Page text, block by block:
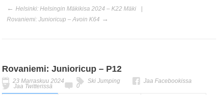
Helsinki: Helsingin Mäkikisa 2024 – K22 Mäki
Rovaniemi: Junioricup – Avoin K64
Rovaniemi: Junioricup – P12
23 Marraskuu 2024 Ski Jumping Jaa Facebookissa
Jaa Twitterissä 0